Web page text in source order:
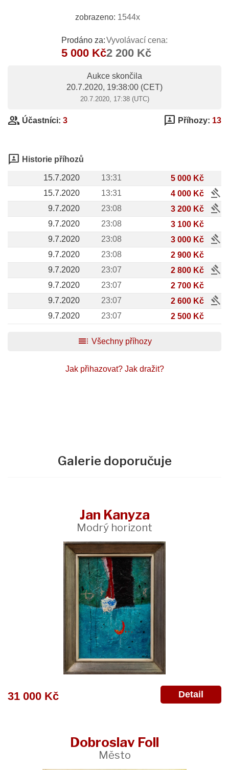
zobrazeno: 1544x
Prodáno za:
5 000 Kč
Vyvolávací cena:
2 200 Kč
Aukce skončila
20.7.2020, 19:38:00 (CET)
20.7.2020, 17:38 (UTC)
group Účastníci: 3 3p Příhozy: 13
3p Historie příhozů
15.7.2020 13:31
5 000 Kč
15.7.2020
13:31 4 000 Kč gavel
9.7.2020 23:08 3 200 Kč gavel
9.7.2020 23:08
3 100 Kč
9.7.2020
23:08 3 000 Kč gavel
9.7.2020 23:08
2 900 Kč
9.7.2020
23:07 2 800 Kč gavel
9.7.2020 23:07
2 700 Kč
9.7.2020
23:07 2 600 Kč gavel
9.7.2020 23:07 2 500 Kč
toc Všechny příhozy
Jak přihazovat? Jak dražit?
Galerie doporučuje
Jan Kanyza
Modrý horizont
31 000 Kč Detail
Dobroslav Foll
Město